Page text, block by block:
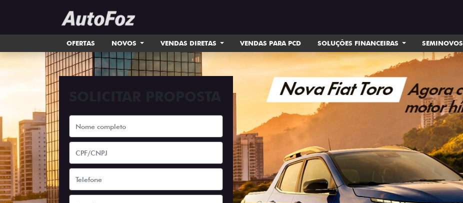
OFERTAS NOVOS VENDAS DIRETAS VENDAS PARA PCD SOLUÇÕES FINANCEIRAS SEMINOVOS